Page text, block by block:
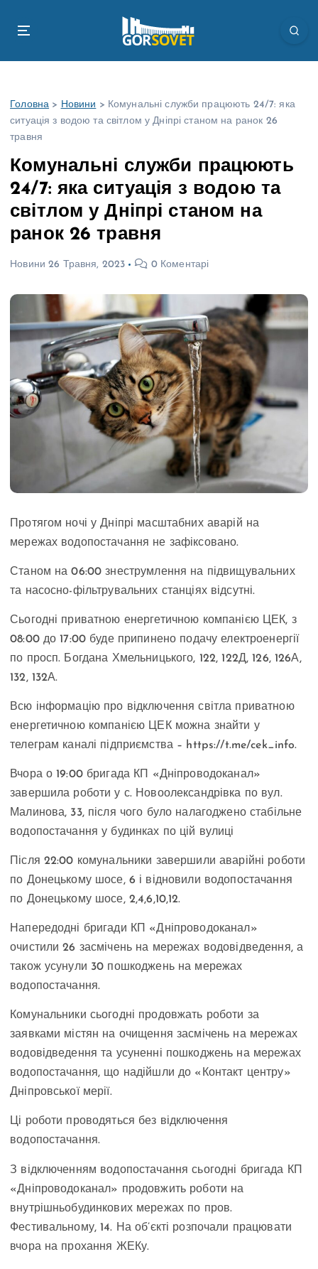
Головна > Новини > Комунальні служби працюють 24/7: яка
ситуація з водою та світлом у Дніпрі станом на ранок 26
травня
Комунальні служби працюють
24/7: яка ситуація з водою та
світлом у Дніпрі станом на
ранок 26 травня
Новини 26 Травня, 2023 0 Коментарі
Протягом ночі у Дніпрі масштабних аварій на
мережах водопостачання не зафіксовано.
Станом на 06:00 знеструмлення на підвищувальних
та насосно-фільтрувальних станціях відсутні.
Сьогодні приватною енергетичною компанією ЦЕК, з
08:00 до 17:00 буде припинено подачу електроенергії
по просп. Богдана Хмельницького, 122, 122Д, 126, 126А,
132, 132А.
Всю інформацію про відключення світла приватною
енергетичною компанією ЦЕК можна знайти у
телеграм каналі підприємства – https://t.me/cek_info.
Вчора о 19:00 бригада КП «Дніпроводоканал»
завершила роботи у с. Новоолександрівка по вул.
Малинова, 33, після чого було налагоджено стабільне
водопостачання у будинках по цій вулиці
Після 22:00 комунальники завершили аварійні роботи
по Донецькому шосе, 6 і відновили водопостачання
по Донецькому шосе, 2,4,6,10,12.
Напередодні бригади КП «Дніпроводоканал»
очистили 26 засмічень на мережах водовідведення, а
також усунули 30 пошкоджень на мережах
водопостачання.
Комунальники сьогодні продовжать роботи за
заявками містян на очищення засмічень на мережах
водовідведення та усуненні пошкоджень на мережах
водопостачання, що надійшли до «Контакт центру»
Дніпровської мерії.
Ці роботи проводяться без відключення
водопостачання.
З відключенням водопостачання сьогодні бригада КП
«Дніпроводоканал» продовжить роботи на
внутрішньобудинкових мережах по пров.
Фестивальному, 14. На об’єкті розпочали працювати
вчора на прохання ЖЕКу.